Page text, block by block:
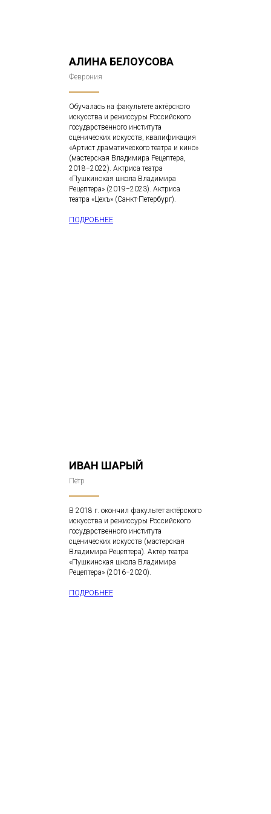
АЛИНА БЕЛОУСОВА
Феврония
Обучалась на факультете актёрского
искусства и режиссуры Российского
государственного института
сценических искусств, квалификация
«Артист драматического театра и кино»
(мастерская Владимира Рецептера,
2018−2022). Актриса театра
«Пушкинская школа Владимира
Рецептера» (2019−2023). Актриса
театра «Цехъ» (Санкт-Петербург).
ПОДРОБНЕЕ
ИВАН ШАРЫЙ
Пётр
В 2018 г. окончил факультет актёрского
искусства и режиссуры Российского
государственного института
сценических искусств (мастерская
Владимира Рецептера). Актёр театра
«Пушкинская школа Владимира
Рецептера» (2016−2020).
ПОДРОБНЕЕ